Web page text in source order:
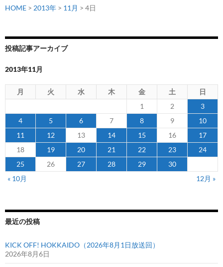
裕
手、
前
選
手
が
ッ
プ
チ
ー
昇
HOME > 2013年 > 11月 > 4日
投稿記事アーカイブ
2013年11月
月 火 水 木 金 土
日
1
2
3
4
5 6 7 8 9
10
11
12 13 14 15 16
17
18
19 20 21 22 23
24
25
26 27 28 29
30
« 10月
12月 »
最近の投稿
KICK OFF! HOKKAIDO（2026年8月1日放送回）
2026年8月6日